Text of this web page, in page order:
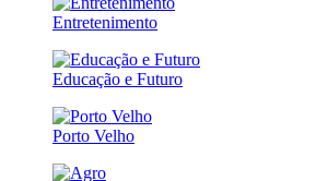
Entretenimento
Educação e Futuro
Porto Velho